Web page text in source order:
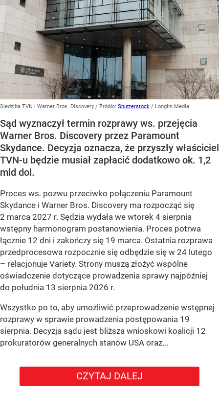
Siedziba TVN i Warner Bros. Discovery / Źródło: Shutterstock / Longfin Media
Sąd wyznaczył termin rozprawy ws. przejęcia
Warner Bros. Discovery przez Paramount
Skydance. Decyzja oznacza, że przyszły właściciel
TVN-u będzie musiał zapłacić dodatkowo ok. 1,2
mld dol.
Proces ws. pozwu przeciwko połączeniu Paramount
Skydance i Warner Bros. Discovery ma rozpocząć się
2 marca 2027 r. Sędzia wydała we wtorek 4 sierpnia
wstępny harmonogram postanowienia. Proces potrwa
łącznie 12 dni i zakończy się 19 marca. Ostatnia rozprawa
przedprocesowa rozpocznie się odbędzie się w 24 lutego
– relacjonuje Variety. Strony muszą złożyć wspólne
oświadczenie dotyczące prowadzenia sprawy najpóźniej
do południa 13 sierpnia 2026 r.
Wszystko po to, aby umożliwić przeprowadzenie wstępnej
rozprawy w sprawie prowadzenia postępowania 19
sierpnia. Decyzja sądu jest bliższa wnioskowi koalicji 12
prokuratorów generalnych stanów USA oraz...
CZYTAJ DALEJ